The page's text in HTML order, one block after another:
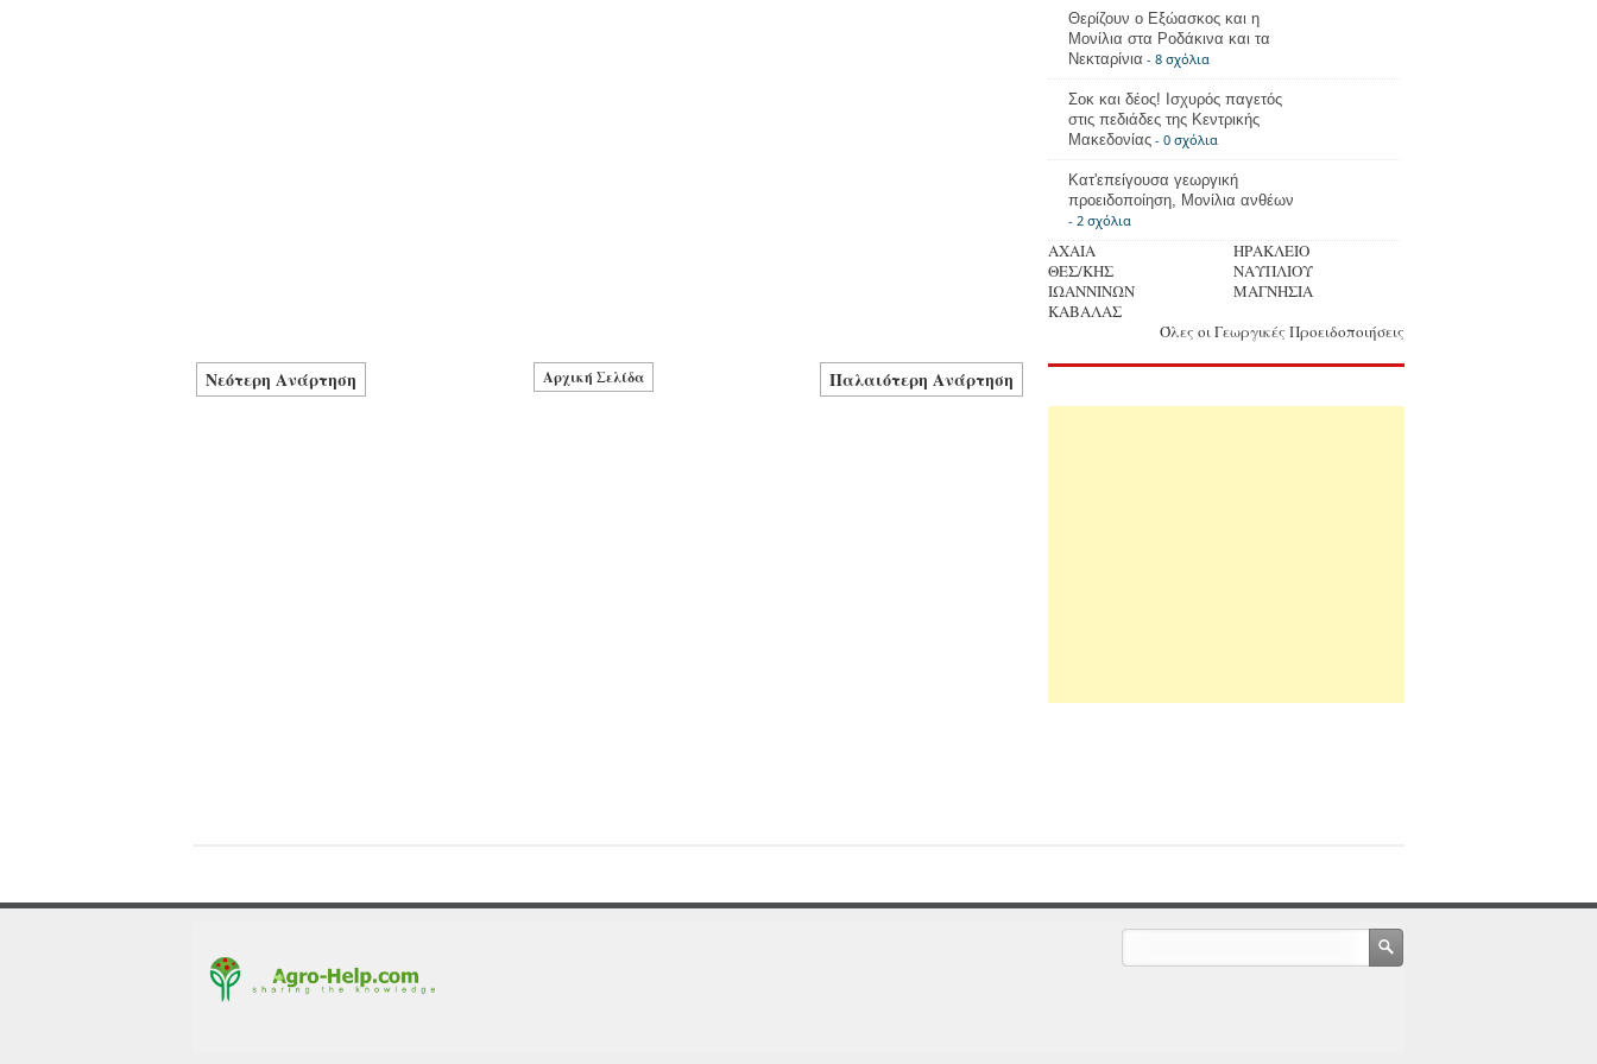
Νεότερη Ανάρτηση Παλαιότερη Ανάρτηση
Αρχική Σελίδα
Θερίζουν ο Εξώασκος και η
Μονίλια στα Ροδάκινα και τα
Νεκταρίνια - 8 σχόλια
Σοκ και δέος! Ισχυρός παγετός
στις πεδιάδες της Κεντρικής
Μακεδονίας - 0 σχόλια
Κατ'επείγουσα γεωργική
προειδοποίηση, Μονίλια ανθέων
- 2 σχόλια
ΑΧΑΙΑ
ΗΡΑΚΛΕΙΟ
ΘΕΣ/ΚΗΣ
ΝΑΥΠΛΙΟΥ
ΙΩΑΝΝΙΝΩΝ
ΜΑΓΝΗΣΙΑ
ΚΑΒΑΛΑΣ
Όλες οι Γεωργικές Προειδοποιήσεις